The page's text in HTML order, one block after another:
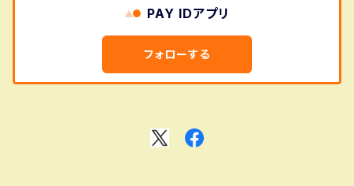
PAY IDアプリ
フォローする